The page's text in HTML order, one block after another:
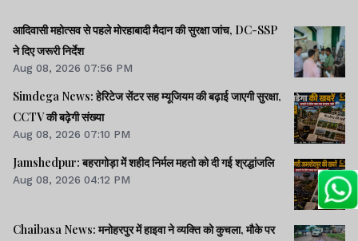
आदिवासी महोत्सव से पहले मोरहाबादी मैदान की सुरक्षा जांच, DC-SSP
ने दिए जरूरी निर्देश
Aug 08, 2026 07:56 PM
Simdega News: हेरिटेज सेंटर सह म्यूजियम की बढ़ाई जाएगी सुरक्षा,
CCTV की बढ़ेगी संख्या
Aug 08, 2026 07:10 PM
Jamshedpur: बहरागोड़ा में शहीद निर्मल महतो को दी गई श्रद्धांजलि
Aug 08, 2026 04:12 PM
Chaibasa News: मनोहरपुर में हाइवा ने व्यक्ति को कुचला, मौके पर